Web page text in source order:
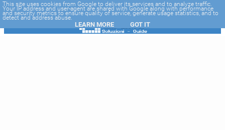
-->
This site uses cookies from Google to deliver its services and to analyze traffic.
Your IP address and user-agent are shared with Google along with performance
and security metrics to ensure quality of service, generate usage statistics, and to
detect and address abuse.
LEARN MORE GOT IT